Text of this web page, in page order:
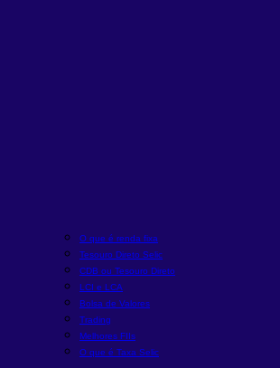
O que é renda fixa
Tesouro Direto Selic
CDB ou Tesouro Direto
LCI e LCA
Bolsa de Valores
Trading
Melhores FIIs
O que é Taxa Selic